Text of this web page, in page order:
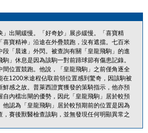
出閘緩慢。「好奇妙」展步緩慢。「喜寶精
寶精神」沿途在外疊競跑，沒有遮擋。七百米
「晨速」外閃。被查詢有關「皇龍飛駒」的進
」休息是因為該駒一對前蹄球節有傷患記錄。
位置競跑。他說，「皇龍飛駒」之前僅角逐全
1200米途程佔取前領位置感到驚奇，因該駒被
感之故。普萊西證實獲發的策騎指示，他亦預
內檔出閘的優勢，因此「皇龍飛駒」居於較預
認為「皇龍飛駒」居於較預期前的位置是因為
賽後獸醫檢查該駒，並無發現任何明顯異常之